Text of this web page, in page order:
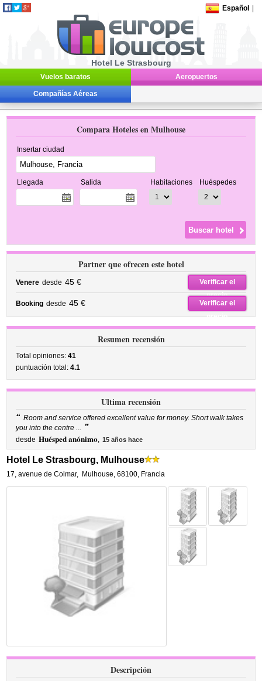
Español
Hotel Le Strasbourg
Vuelos baratos Aeropuertos
Compañías Aéreas
Compara Hoteles en Mulhouse
Insertar ciudad
Llegada Salida Habitaciones Huéspedes
Partner que ofrecen este hotel
Venere desde 45 €
Verificar el
precio
Booking desde 45 €
Verificar el
precio
Resumen recensión
Total opiniones:41
puntuación total:4.1
Ultima recensión
“ Room and service offered excellent value for money. Short walk takes
you into the centre ... ”
desde Huésped anónimo, 15 años hace
Hotel Le Strasbourg, Mulhouse
17, avenue de Colmar, Mulhouse,68100, Francia
Descripción